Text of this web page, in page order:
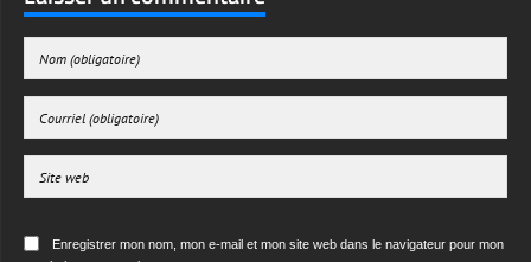
Enregistrer mon nom, mon e-mail et mon site web dans le navigateur pour mon
prochain commentaire.